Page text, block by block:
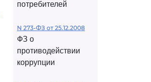
потребителей
N 273-ФЗ от 25.12.2008
ФЗ о
противодействии
коррупции